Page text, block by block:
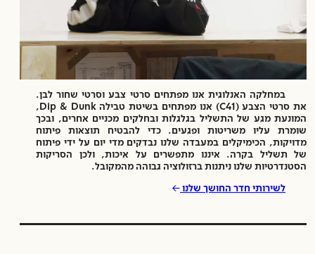
במחלקה האנלוגית אנו מפתחים סרטי צבע וסרטי שחור לבן.
את סרטי הצבע (C41) אנו מפתחים בשיטת טבילה Dip & Dunk,
המונעת מגע של התשליל בגלגלות ובחלקים מכניים אחרים, ובכך
שומרת עליו משריטות ופגעים. כדי להבטיח תוצאות פיתוח
מדויקות, הכימיקלים במעבדה שלנו נבדקים מדי יום על ידי פיתוח
של תשליל בקרה. איננו מתפשרים על איכות, ולכן הסריקות
הסטנדרטיות שלנו ניתנות ברזולוציה גבוהה מהמקובל.
לשירותי חדר החושך שלנו →